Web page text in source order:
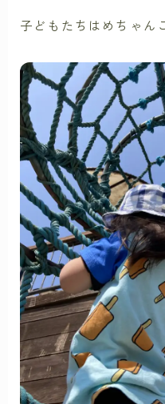
子どもたちはめちゃん